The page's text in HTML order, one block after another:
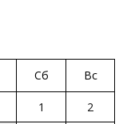
Сб Вс
1
2